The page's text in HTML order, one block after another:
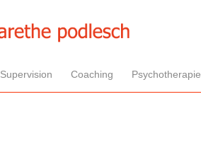
Supervision Coaching Psychotherapie